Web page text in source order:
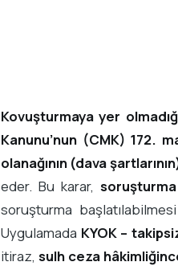
Kovuşturmaya yer
Kanunu’nun (CMK) 172.
olanağının (dava
eder. Bu karar,
soruşturma
Uygulamada KYOK –
itiraz, sulh ceza